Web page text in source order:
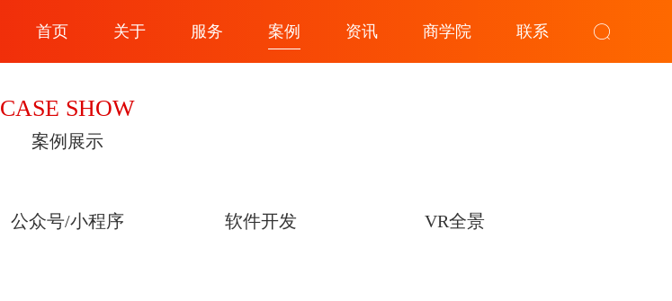
首页 关于 服务 案例 资讯 商学院 联系
CASE SHOW
案例展示
公众号/小程序 软件开发 VR全景